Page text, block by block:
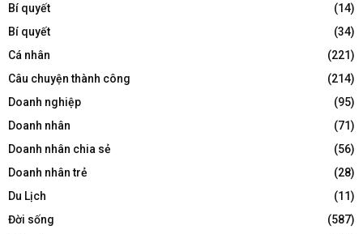
Bí quyết
(14)
Bí quyết
(34)
Cá nhân
(221)
Câu chuyện thành công
(214)
Doanh nghiệp
(95)
Doanh nhân
(71)
Doanh nhân chia sẻ
(56)
Doanh nhân trẻ
(28)
Du Lịch
(11)
Đời sống
(587)